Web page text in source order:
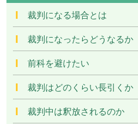
裁判になる場合とは
裁判になったらどうなるか
前科を避けたい
裁判はどのくらい長引くか
裁判中は釈放されるのか